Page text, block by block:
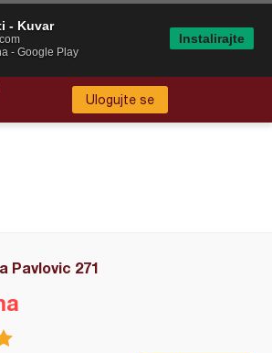
Ulogujte se
Pavlovic 271
- Kuvar
- Google Play
Instalirajte